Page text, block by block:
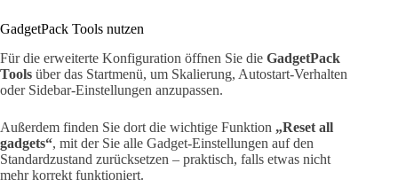
GadgetPack Tools nutzen
Für die erweiterte Konfiguration öffnen Sie die GadgetPack
Tools über das Startmenü, um Skalierung, Autostart-Verhalten
oder Sidebar-Einstellungen anzupassen.
Außerdem finden Sie dort die wichtige Funktion „Reset all
gadgets“, mit der Sie alle Gadget-Einstellungen auf den
Standardzustand zurücksetzen – praktisch, falls etwas nicht
mehr korrekt funktioniert.